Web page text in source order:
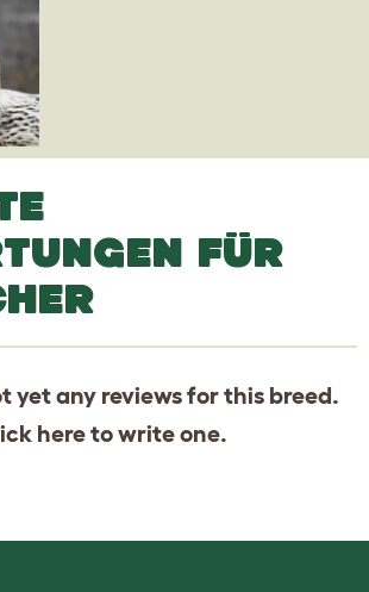
FÜR
yet any reviews for this breed.
hereto write one.